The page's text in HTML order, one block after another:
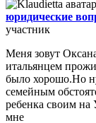
юридические
участник
Меня зовут
итальянцем
было хорошо.Но
семейным
ребенка своим
мне